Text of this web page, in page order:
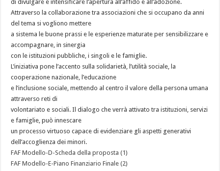
di divulgare e intensificare l’apertura all’affido e all’adozione.
Attraverso la collaborazione tra associazioni che si occupano da anni
del tema si vogliono mettere
a sistema le buone prassi e le esperienze maturate per sensibilizzare e
accompagnare, in sinergia
con le istituzioni pubbliche, i singoli e le famiglie.
L’iniziativa pone l’accento sulla solidarietà, l’utilità sociale, la
cooperazione nazionale, l’educazione
e l’inclusione sociale, mettendo al centro il valore della persona umana
attraverso reti di
volontariato e sociali. Il dialogo che verrà attivato tra istituzioni, servizi
e famiglie, può innescare
un processo virtuoso capace di evidenziare gli aspetti generativi
dell’accoglienza dei minori.
FAF Modello-D-Scheda della proposta (1)
FAF Modello-E-Piano Finanziario Finale (2)